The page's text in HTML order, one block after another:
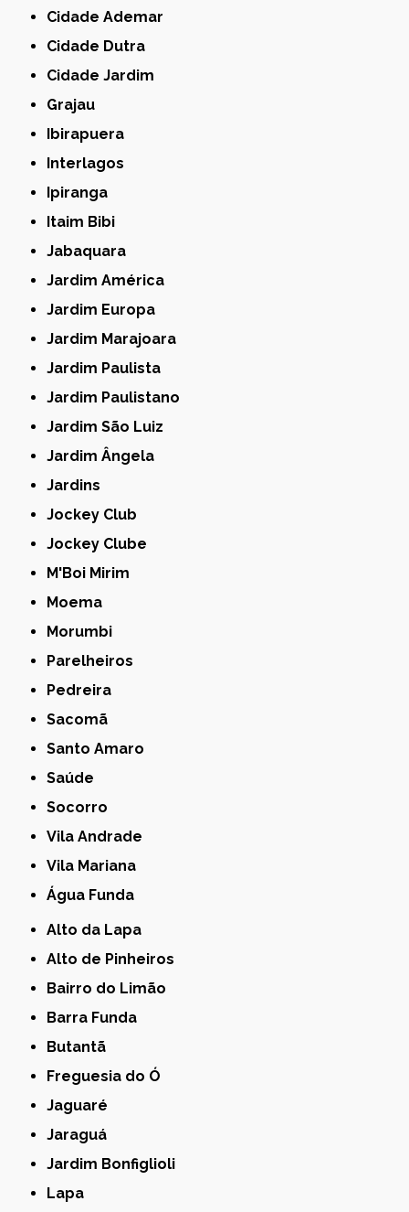
Cidade Ademar
Cidade Dutra
Cidade Jardim
Grajau
Ibirapuera
Interlagos
Ipiranga
Itaim Bibi
Jabaquara
Jardim América
Jardim Europa
Jardim Marajoara
Jardim Paulista
Jardim Paulistano
Jardim São Luiz
Jardim Ângela
Jardins
Jockey Club
Jockey Clube
M'Boi Mirim
Moema
Morumbi
Parelheiros
Pedreira
Sacomã
Santo Amaro
Saúde
Socorro
Vila Andrade
Vila Mariana
Água Funda
Alto da Lapa
Alto de Pinheiros
Bairro do Limão
Barra Funda
Butantã
Freguesia do Ó
Jaguaré
Jaraguá
Jardim Bonfiglioli
Lapa